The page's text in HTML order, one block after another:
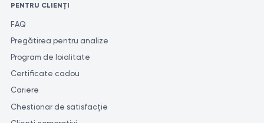
PENTRU CLIENȚI
FAQ
Pregătirea pentru analize
Program de loialitate
Certificate cadou
Cariere
Chestionar de satisfacție